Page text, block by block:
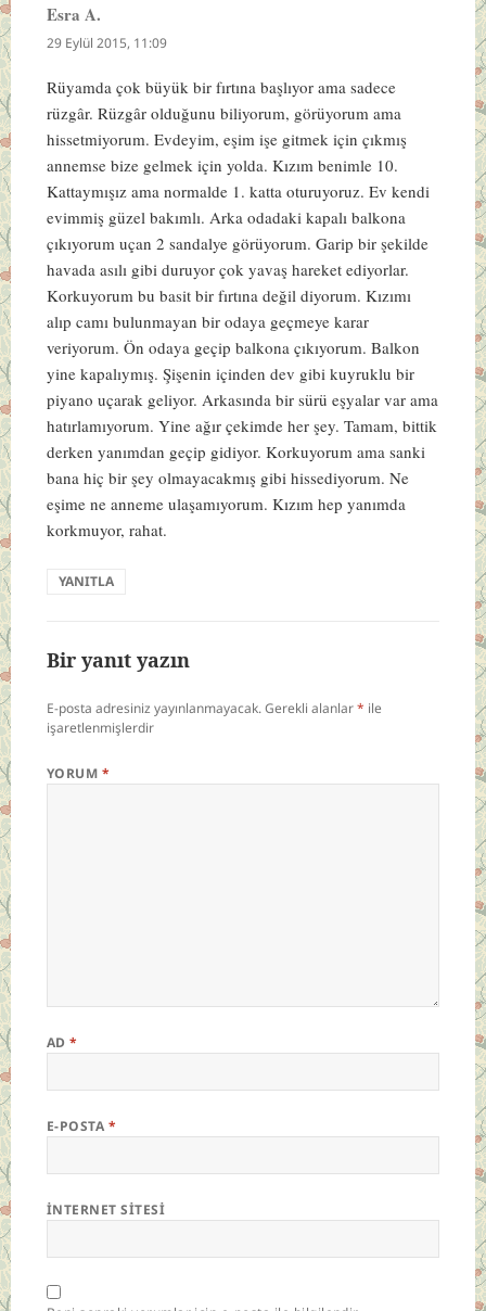
Esra A.
ki:
29 Eylül 2015, 11:09
Rüyamda çok büyük bir fırtına başlıyor ama sadece
rüzgâr. Rüzgâr olduğunu biliyorum, görüyorum ama
hissetmiyorum. Evdeyim, eşim işe gitmek için çıkmış
annemse bize gelmek için yolda. Kızım benimle 10.
Kattaymışız ama normalde 1. katta oturuyoruz. Ev kendi
evimmiş güzel bakımlı. Arka odadaki kapalı balkona
çıkıyorum uçan 2 sandalye görüyorum. Garip bir şekilde
havada asılı gibi duruyor çok yavaş hareket ediyorlar.
Korkuyorum bu basit bir fırtına değil diyorum. Kızımı
alıp camı bulunmayan bir odaya geçmeye karar
veriyorum. Ön odaya geçip balkona çıkıyorum. Balkon
yine kapalıymış. Şişenin içinden dev gibi kuyruklu bir
piyano uçarak geliyor. Arkasında bir sürü eşyalar var ama
hatırlamıyorum. Yine ağır çekimde her şey. Tamam, bittik
derken yanımdan geçip gidiyor. Korkuyorum ama sanki
bana hiç bir şey olmayacakmış gibi hissediyorum. Ne
eşime ne anneme ulaşamıyorum. Kızım hep yanımda
korkmuyor, rahat.
YANITLA
Bir yanıt yazın
E-posta adresiniz yayınlanmayacak.Gerekli alanlar* ile
işaretlenmişlerdir
YORUM *
AD*
E-POSTA *
İNTERNET SITESI